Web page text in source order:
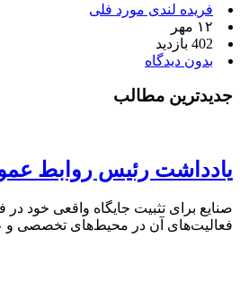
فریده لندی مورد فلی
۱۲ مهر
402 بازدید
بدون دیدگاه
جدیدترین مطالب
یادداشت رئیس روابط
صنایع برای تثبیت جایگاه واقعی خود
فعالیت‌های آن در محیط‌های تخصصی و